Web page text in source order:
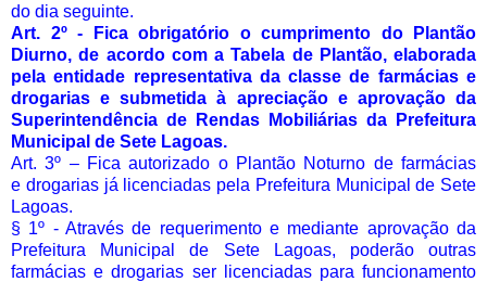
do dia seguinte.
Art. 2º - Fica obrigatório o cumprimento do Plantão
Diurno, de acordo com a Tabela de Plantão, elaborada
pela entidade representativa da classe de farmácias e
drogarias e submetida à apreciação e aprovação da
Superintendência de Rendas Mobiliárias da Prefeitura
Municipal de Sete Lagoas.
Art. 3º – Fica autorizado o Plantão Noturno de farmácias
e drogarias já licenciadas pela Prefeitura Municipal de Sete
Lagoas.
§ 1º - Através de requerimento e mediante aprovação da
Prefeitura Municipal de Sete Lagoas, poderão outras
farmácias e drogarias ser licenciadas para funcionamento